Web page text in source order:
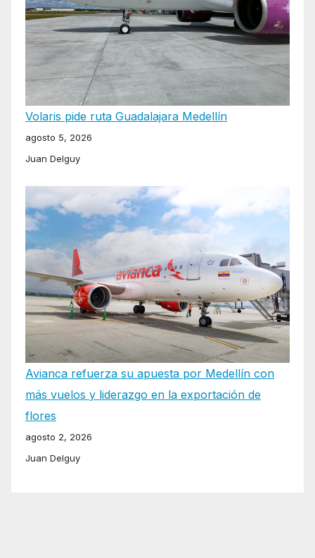
Volaris pide ruta Guadalajara Medellín
agosto 5, 2026
Juan Delguy
Avianca refuerza su apuesta por Medellín con
más vuelos y liderazgo en la exportación de
flores
agosto 2, 2026
Juan Delguy